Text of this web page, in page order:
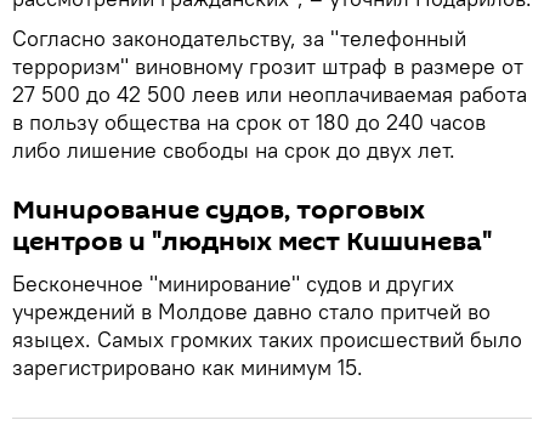
Согласно законодательству, за "телефонный
терроризм" виновному грозит штраф в размере от
27 500 до 42 500 леев или неоплачиваемая работа
в пользу общества на срок от 180 до 240 часов
либо лишение свободы на срок до двух лет.
Минирование судов, торговых
центров и "людных мест Кишинева"
Бесконечное "минирование" судов и других
учреждений в Молдове давно стало притчей во
языцех. Самых громких таких происшествий было
зарегистрировано как минимум 15.